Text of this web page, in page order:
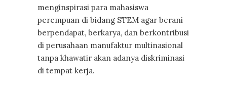
menginspirasi para mahasiswa
perempuan di bidang STEM agar berani
berpendapat, berkarya, dan berkontribusi
di perusahaan manufaktur multinasional
tanpa khawatir akan adanya diskriminasi
di tempat kerja.